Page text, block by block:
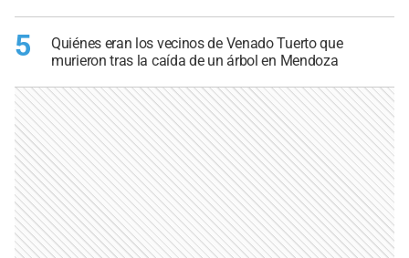
5
Quiénes eran los vecinos de Venado Tuerto que
murieron tras la caída de un árbol en Mendoza